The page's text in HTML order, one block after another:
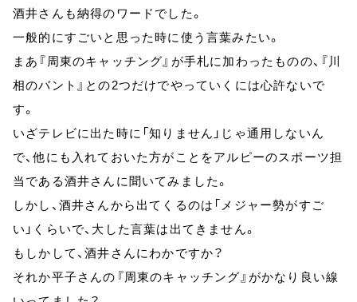
酒井さんも納得のワードでした。
一般的にすごいと思った時に使う言葉みたい。
まあ『周東のキャッチング』が手札に加わったものの、『川
相のバント』との2つだけでやっていくには心許ないで
す。
いざテレビに出た時に「知りません」じゃ通用しないん
で、他にも入れておいた方がことをアルピーのスポーツ担
当である酒井さんに聞いてみました。
しかし、酒井さんから出てくるのは「メジャー勢がすご
い」くらいで、大した言葉は出てきません。
もしかして、酒井さんにわかですか？
それか平子さんの『周東のキャッチング』がかなり良い線